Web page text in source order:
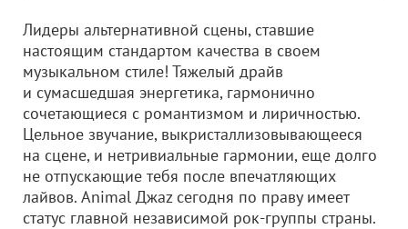
Лидеры альтернативной сцены, ставшие
настоящим стандартом качества в своем
музыкальном стиле! Тяжелый драйв
и сумасшедшая энергетика, гармонично
сочетающиеся с романтизмом и лиричностью.
Цельное звучание, выкристаллизовывающееся
на сцене, и нетривиальные гармонии, еще долго
не отпускающие тебя после впечатляющих
лайвов. Animal Джаz сегодня по праву имеет
статус главной независимой рок-группы страны.